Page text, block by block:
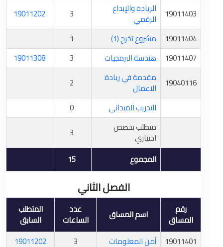
19011403
الريادة والإبداع
الرقمي 3
19011202
19011404
مشروع تخرج (1)
1
19011407
هندسة البرمجيات 3
19011308
19040116
مقدمة في ريادة
الاعمال
2
التدريب الميداني
0
متطلب تخصص
اختياري
3
المجموع
15
الفصل الثاني
رقم
المساق اسم المساق عدد
الساعات
المتطلب
السابق
19011401
أمن المعلومات 3
19011202